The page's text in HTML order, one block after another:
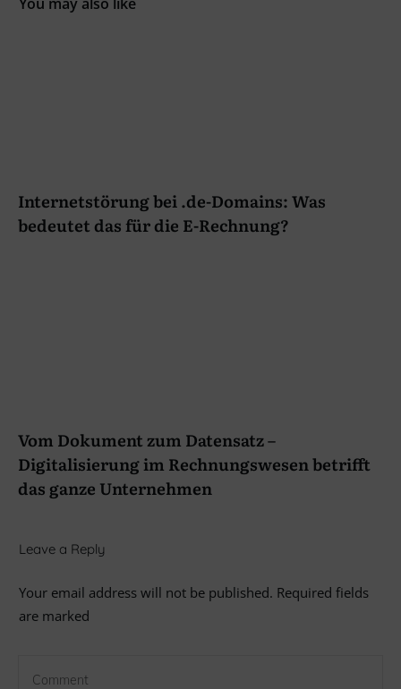
Internetstörung bei .de-Domains: Was
bedeutet das für die E-Rechnung?
Vom Dokument zum Datensatz –
Digitalisierung im Rechnungswesen betrifft
das ganze Unternehmen
Leave a Reply
Your email address will not be published. Required fields
are marked